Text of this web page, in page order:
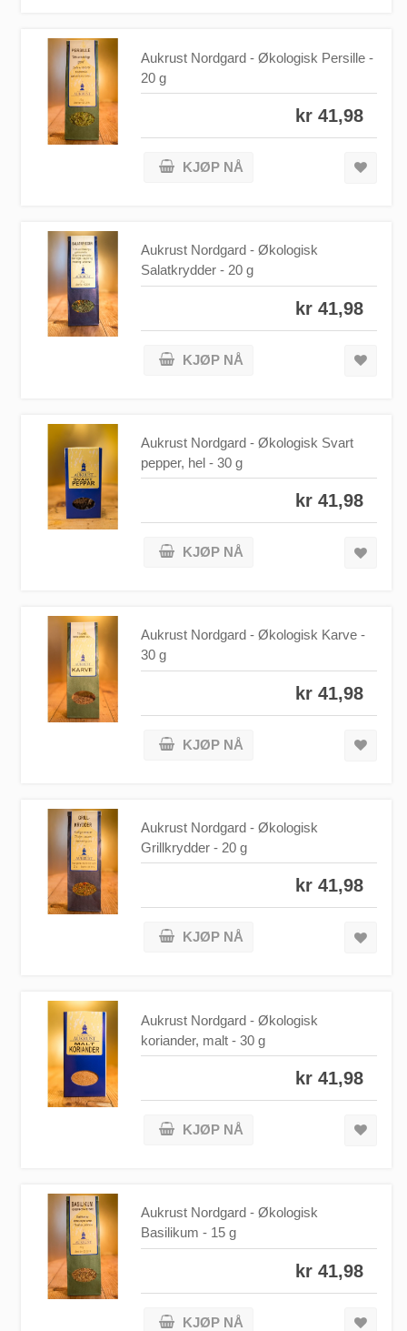
Aukrust Nordgard - Økologisk Persille -
20 g
kr 41,98
KJØP NÅ
Aukrust Nordgard - Økologisk
Salatkrydder - 20 g
kr 41,98
KJØP NÅ
Aukrust Nordgard - Økologisk Svart
pepper, hel - 30 g
kr 41,98
KJØP NÅ
Aukrust Nordgard - Økologisk Karve -
30 g
kr 41,98
KJØP NÅ
Aukrust Nordgard - Økologisk
Grillkrydder - 20 g
kr 41,98
KJØP NÅ
Aukrust Nordgard - Økologisk
koriander, malt - 30 g
kr 41,98
KJØP NÅ
Aukrust Nordgard - Økologisk
Basilikum - 15 g
kr 41,98
KJØP NÅ